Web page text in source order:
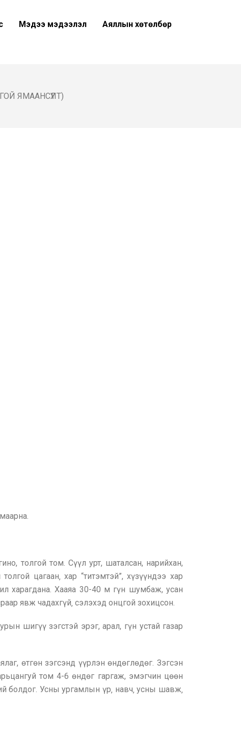
Мэдээ мэдээлэл Аяллын хөтөлбөр
ЯМААНСҮҮЛТ)
толгой том. Сүүл урт, шаталсан, нарийхан,
цагаан‚ хар “титэмтэй”, хүзүүндээ хар
харагдана. Хааяа 30-40 м гүн шумбаж, усан
явж чадахгүй‚ сэлэхэд онцгой зохицсон.
шигүү зэгстэй эрэг, арал, гүн устай газар
өтгөн зэгсэнд үүрлэн өндөглөдөг. Зэгсэн
том 4-6 өндөг гаргаж, эмэгчин цөөн
болдог. Усны ургамлын үр‚ навч‚ усны шавж‚